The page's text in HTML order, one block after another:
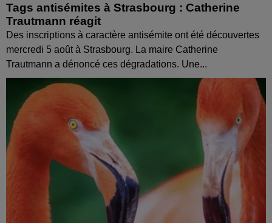
Tags antisémites à Strasbourg : Catherine
Trautmann réagit
Des inscriptions à caractère antisémite ont été découvertes
mercredi 5 août à Strasbourg. La maire Catherine
Trautmann a dénoncé ces dégradations. Une...